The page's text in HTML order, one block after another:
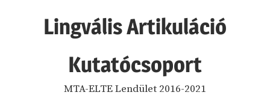
Lingvális Artikuláció
Kutatócsoport
MTA-ELTE Lendület 2016-2021